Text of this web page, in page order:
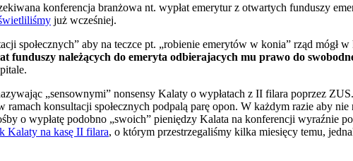
konferencja branżowa nt. wypłat emerytur z otwartych funduszy
już wcześniej.
społecznych” aby na teczce pt. „robienie emerytów w konia” rząd mógł
funduszy należących do emeryta odbierajacych mu prawo do
„sensownymi” nonsensy Kalaty o wypłatach z II filara poprzez
konsultacji społecznych podpalą parę opon. W każdym razie aby
o wypłatę podobno „swoich” pieniędzy Kalata na konferencji wyraźnie
Kalaty na kasę II filara, o którym przestrzegaliśmy kilka miesięcy temu,